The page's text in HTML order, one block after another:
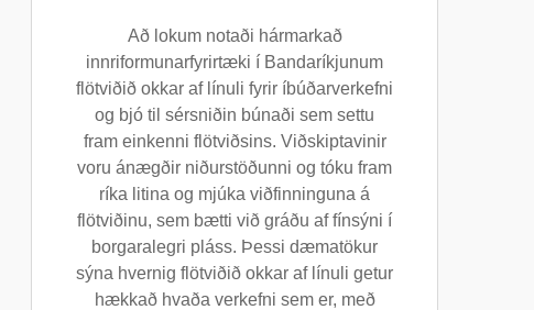
Að lokum notaði hármarkað
innriformunarfyrirtæki í Bandaríkjunum
flötviðið okkar af línuli fyrir íbúðarverkefni
og bjó til sérsniðin búnaði sem settu
fram einkenni flötviðsins. Viðskiptavinir
voru ánægðir niðurstöðunni og tóku fram
ríka litina og mjúka viðfinninguna á
flötviðinu, sem bætti við gráðu af fínsýni í
borgaralegri pláss. Þessi dæmatökur
sýna hvernig flötviðið okkar af línuli getur
hækkað hvaða verkefni sem er, með